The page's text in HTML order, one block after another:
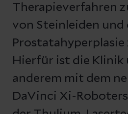
Therapieverfahren
von Steinleiden und
Prostatahyperplasie
Hierfür ist die Klinik
anderem mit dem
DaVinci Xi-